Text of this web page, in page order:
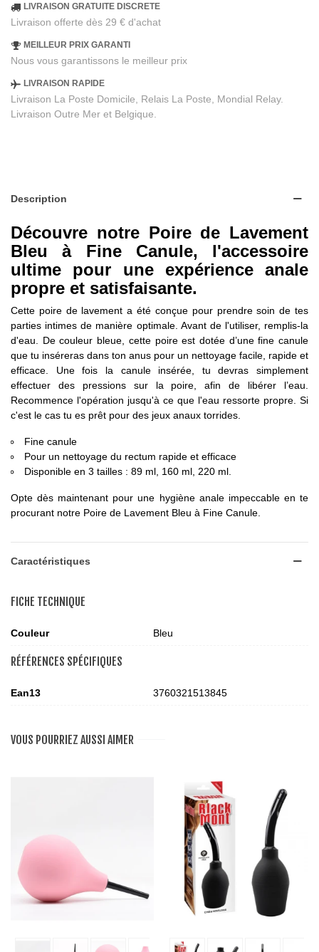
LIVRAISON GRATUITE DISCRETE
Livraison offerte dès 29 € d'achat
MEILLEUR PRIX GARANTI
Nous vous garantissons le meilleur prix
LIVRAISON RAPIDE
Livraison La Poste Domicile, Relais La Poste, Mondial Relay.
Livraison Outre Mer et Belgique.
Description
Découvre notre Poire de Lavement
Bleu à Fine Canule, l'accessoire
ultime pour une expérience anale
propre et satisfaisante.
Cette poire de lavement a été conçue pour prendre soin de tes
parties intimes de manière optimale. Avant de l'utiliser, remplis-la
d'eau. De couleur bleue, cette poire est dotée d’une fine canule
que tu inséreras dans ton anus pour un nettoyage facile, rapide et
efficace. Une fois la canule insérée, tu devras simplement
effectuer des pressions sur la poire, afin de libérer l’eau.
Recommence l'opération jusqu'à ce que l'eau ressorte propre. Si
c'est le cas tu es prêt pour des jeux anaux torrides.
Fine canule
Pour un nettoyage du rectum rapide et efficace
Disponible en 3 tailles : 89 ml, 160 ml, 220 ml.
Opte dès maintenant pour une hygiène anale impeccable en te
procurant notre Poire de Lavement Bleu à Fine Canule.
Caractéristiques
FICHE TECHNIQUE
Couleur Bleu
RÉFÉRENCES SPÉCIFIQUES
Ean13 3760321513845
VOUS POURRIEZ AUSSI AIMER